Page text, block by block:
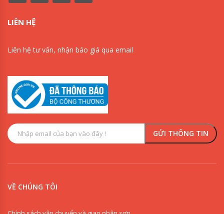
LIÊN HỆ
Liên hệ tư vấn, nhận báo giá qua email
VỀ CHÚNG TÔI